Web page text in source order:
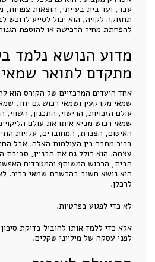
עבר, ועד בית בעייתי, הוצאות צפויות,
תחזוקה לקויה, הוא יכול לסייע לרוכש
להפחתת מחיר הרכישה או להוספת
מדוע הנושא נלמד
מתקדם לתואר
אחד היעדים המרכזיים של הקורס הוא
שמאי מקרקעין ושמאי רכוש גם יחד.
עולם הזכויות, הרישוי, התכנון,
שמאי רכוש מביא איתו את עולם
האיטום, הצנרת, המחוברים, עלויות
בכיר מחבר בין העולמות האלה. אבל
עצמה. הוא כולל גם את הבניין, סביבת
הבית, הרכוש המשותף והמטרדים
הוא נושא חשוב בהכשרת שמאי בכיר.
לרכלן.
לא כדי לפגוע בפרטיות.
אלא כדי ללמד אותו להוביל בדיקת
לפני עסקה של מיליוני שקלים.